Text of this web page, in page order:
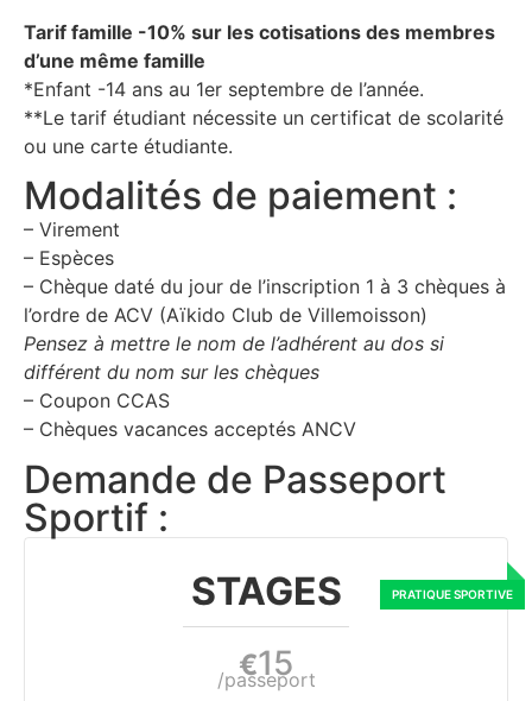
Tarif famille -10% sur les cotisations des membres
d’une même famille
*Enfant -14 ans au 1er septembre de l’année.
**Le tarif étudiant nécessite un certificat de scolarité
ou une carte étudiante.
Modalités de paiement :
– Virement
– Espèces
– Chèque daté du jour de l’inscription 1 à 3 chèques à
l’ordre de ACV (Aïkido Club de Villemoisson)
Pensez à mettre le nom de l’adhérent au dos si
différent du nom sur les chèques
– Coupon CCAS
– Chèques vacances acceptés ANCV
Demande de Passeport
Sportif :
STAGES
€15
/passeport